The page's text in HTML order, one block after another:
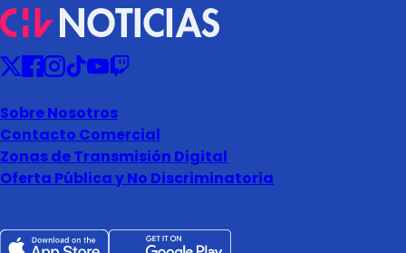
Sobre Nosotros
Contacto Comercial
Zonas de Transmisión Digital
Oferta Pública y No Discriminatoria